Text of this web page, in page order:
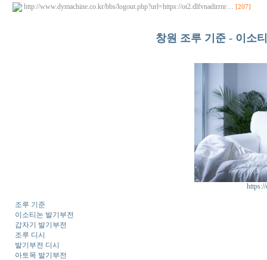
http://www.dymachine.co.kr/bbs/logout.php?url=https://ot2.dlfvnadirrnr… [207]
창원 조루 기준 - 이소
조루 기준
이소티논 발기부전
갑자기 발기부전
조루 디시
발기부전 디시
아토목 발기부전